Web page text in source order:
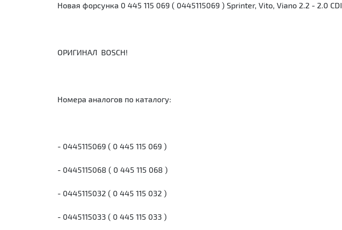
Новая форсунка 0 445 115 069 ( 0445115069 ) Sprinter, Vito, Viano 2.2 - 2.0 CDI
ОРИГИНАЛ BOSCH!
Номера аналогов по каталогу:
- 0445115069 ( 0 445 115 069 )
- 0445115068 ( 0 445 115 068 )
- 0445115032 ( 0 445 115 032 )
- 0445115033 ( 0 445 115 033 )